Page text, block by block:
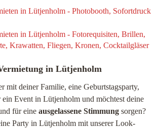
in Lütjenholm
mit deiner Familie, eine Geburtstagsparty,
ein Event in Lütjenholm und möchtest deine
für eine ausgelassene Stimmung sorgen?
Party in Lütjenholm mit unserer Look-